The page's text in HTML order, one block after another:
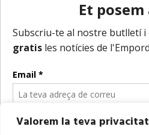
Valorem la teva privacitat